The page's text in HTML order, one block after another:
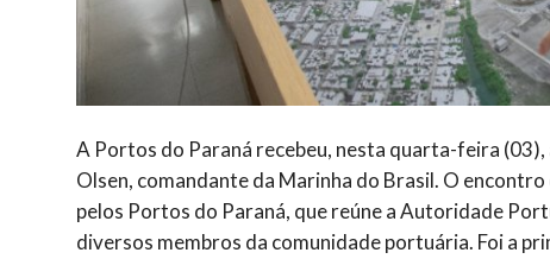
A Portos do Paraná recebeu, nesta quarta-feira
Olsen, comandante da Marinha do Brasil. O
pelos Portos do Paraná, que reúne a Autoridade
diversos membros da comunidade portuária. Foi a